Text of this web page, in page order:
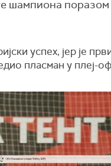
шампиона
успех, јер је
пласман у плеј-